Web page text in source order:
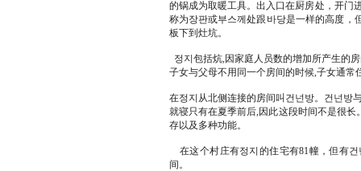
的锅成为取暖工具。出入口在厨房处，开门
称为장판或부스께处跟바당是一样的高度，
板下到灶坑。
정지包括炕,因家庭人员数的增加所产生的
子女与父母不用同一个房间的时候,子女通常
在정지从北侧连接的房间叫건넌방。건넌방
就寝只有在夏季前后,因此这段时间不是很
存以及多种功能。
在这个村庄有정지的住宅有81幢，但有
间。